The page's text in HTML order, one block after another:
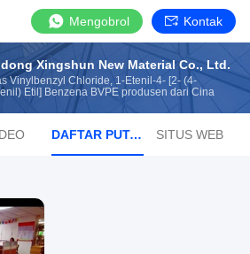
Mengobrol Kontak
Xingshun New Material Co., Ltd.
Vinylbenzyl Chloride, 1-Etenil-4- [2- (4-
Etil] Benzena BVPE produsen dari Cina
DAFTAR PUTAR SITUS WEB